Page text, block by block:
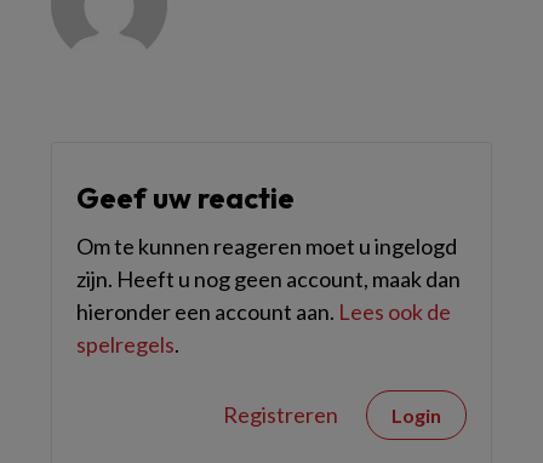
Geef uw reactie
Om te kunnen reageren moet u ingelogd
zijn. Heeft u nog geen account, maak dan
hieronder een account aan. Lees ook de
spelregels.
Registreren Login